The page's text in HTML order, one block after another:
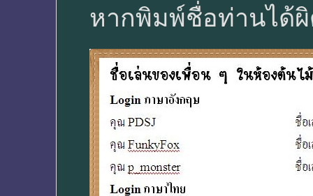
หากพิมพ์ชื่อท่านได้